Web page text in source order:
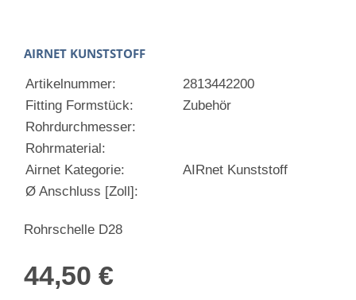
AIRNET KUNSTSTOFF
Artikelnummer:
2813442200
Fitting Formstück:
Zubehör
Rohrdurchmesser:
Rohrmaterial:
Airnet Kategorie:
AIRnet Kunststoff
Ø Anschluss [Zoll]:
Rohrschelle D28
44,50 €